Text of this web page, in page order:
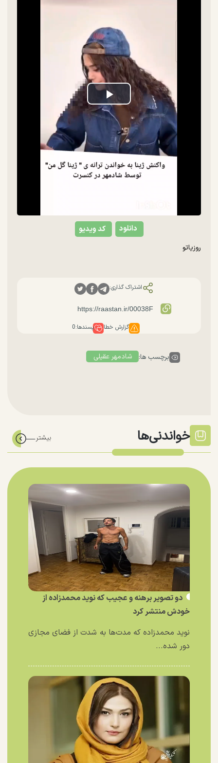
Play
Video
کد ویدیو دانلود
روزیاتو
اشتراک گذاری:
گزارش خطا پسندها:0
برچسب ها: شادمهر عقیلی
خواندنی‌ها
دو تصویر برهنه و عجیب که نوید محمدزاده از
خودش منتشر کرد
نوید محمدزاده که مدت‌ها به شدت از فضای مجازی
دور شده...